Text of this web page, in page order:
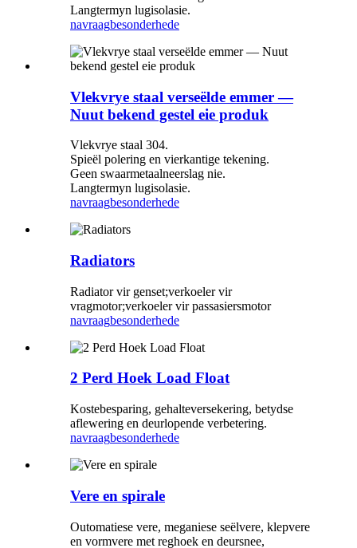
Langtermyn lugisolasie.
navraagbesonderhede
Vlekvrye staal verseëlde emmer —
Nuut bekend gestel eie produk
Vlekvrye staal 304.
Spieël polering en vierkantige tekening.
Geen swaarmetaalneerslag nie.
Langtermyn lugisolasie.
navraagbesonderhede
Radiators
Radiator vir genset;verkoeler vir
vragmotor;verkoeler vir passasiersmotor
navraagbesonderhede
2 Perd Hoek Load Float
Kostebesparing, gehalteversekering, betydse
aflewering en deurlopende verbetering.
navraagbesonderhede
Vere en spirale
Outomatiese vere, meganiese seëlvere, klepvere
en vormvere met reghoek en deursnee,